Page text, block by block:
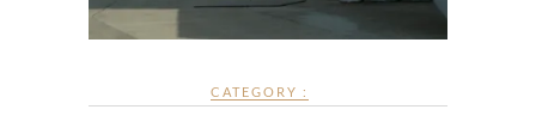
CATEGORY :